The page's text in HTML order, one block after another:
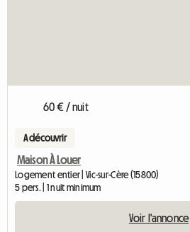
60 € / nuit
A découvrir
Maison À Louer
Logement entier | Vic-sur-Cère (15800)
5 pers. | 1 nuit minimum
Voir l'annonce